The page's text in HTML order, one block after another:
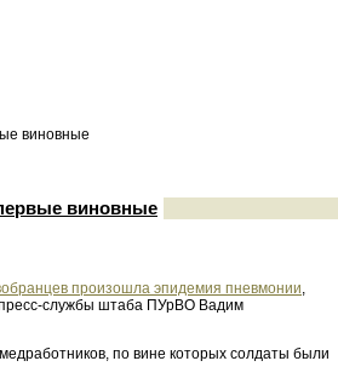
виновные
виновные
произошла эпидемия пневмонии,
пресс-службы штаба ПУрВО Вадим
по вине которых солдаты были